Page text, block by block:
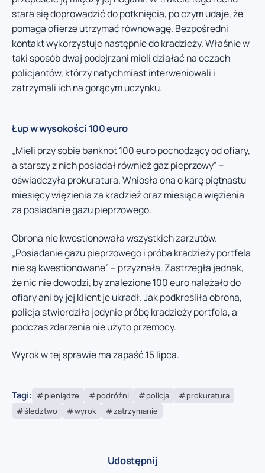
stara się doprowadzić do potknięcia, po czym udaje, że
pomaga ofierze utrzymać równowagę. Bezpośredni
kontakt wykorzystuje następnie do kradzieży. Właśnie w
taki sposób dwaj podejrzani mieli działać na oczach
policjantów, którzy natychmiast interweniowali i
zatrzymali ich na gorącym uczynku.
Łup w wysokości 100 euro
„Mieli przy sobie banknot 100 euro pochodzący od ofiary,
a starszy z nich posiadał również gaz pieprzowy” –
oświadczyła prokuratura. Wniosła ona o karę piętnastu
miesięcy więzienia za kradzież oraz miesiąca więzienia
za posiadanie gazu pieprzowego.
Obrona nie kwestionowała wszystkich zarzutów.
„Posiadanie gazu pieprzowego i próba kradzieży portfela
nie są kwestionowane” – przyznała. Zastrzegła jednak,
że nic nie dowodzi, by znalezione 100 euro należało do
ofiary ani by jej klient je ukradł. Jak podkreśliła obrona,
policja stwierdziła jedynie próbę kradzieży portfela, a
podczas zdarzenia nie użyto przemocy.
Wyrok w tej sprawie ma zapaść 15 lipca.
Tagi: pieniądze podróżni policja
prokuratura
śledztwo
wyrok zatrzymanie
Udostępnij